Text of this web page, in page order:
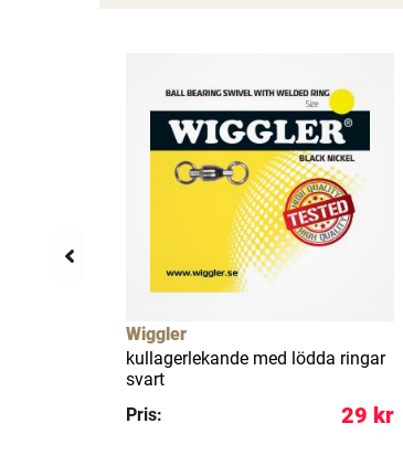
Wiggler
kullagerlekande med lödda ringar
svart
Pris:
29 kr